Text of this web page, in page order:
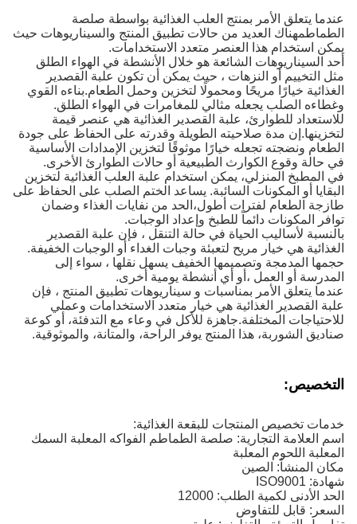
عندما يتعلق الأمر بمنتج العلب الغذائية بواسطة صلصة
الطماطمهناك العديد من حالات تطبيق المنتج والسيناريوهات حيث
يمكن استخدام هذا العنصر متعدد الاستخدامات.
أحد السيناريوهات الشائعة هو خلال الأنشطة في الهواء الطلق
مثل التخييم أو النزهات ، حيث يمكن أن تكون علبة القصدير
الغذائية خيارًا مريحًا ومحمولًا لتخزين وحمل الطعام.بناءه القوي
وغطاءه الصلب يجعله مثالي للمغامرات في الهواء الطلق.
للاستعداد للطوارئ، علبة القصدير الغذائية هي عنصر قيمة
لتخزينها.إن مدة صلاحيته الطويلة وقدرته على الحفاظ على جودة
الطعام ونضجته تجعله خيارًا موثوقًا لتخزين الإمدادات الأساسية
في حالة وقوع الكوارث الطبيعية أو حالات الطوارئ الأخرى.
في المطبخ المنزلي، يمكن استخدام علبة العلب الغذائية لتخزين
البقايا أو المكونات السائبة. يساعد الختم الصلب على الحفاظ على
طازجة الطعام لفترات أطول،الحد من نفايات الغذاء وضمان
توافر المكونات دائماً للطبخ وإعداد الوجبات.
بالنسبة لأساليب الحياة في حالة التنقل ، فإن علبة القصدير
الغذائية هي خيار مريح لتعبئة وجبات الغداء أو الوجبات الخفيفة.
حجمها المدمجة وتصميمها الخفيف يسهل نقلها ، سواء إلى
المدرسة أو العمل ،أو أي أنشطة يومية أخرى.
عندما يتعلق الأمر بمناسبات و سيناريوهات تطبيق المنتج ، فإن
علبة القصدير الغذائية هي خيار متعدد الاستخدامات وعملي
للاحتياجات المختلفة.جاهزة للأكل في وعاء مع التدفئة، أو كوعة
صناديق الشوربة، هذا المنتج يوفر الراحة، والمتانة، والموثوقية.
التخصيص:
خدمات تخصيص المنتجات للبقعة الغذائية:
اسم العلامة التجارية: صلصة الطماطم الفواكه المعلبة السمك
المعلبة اللحوم المعلبة
مكان المنشأ: الصين
شهادة: ISO9001
الحد الأدنى لكمية الطلب: 12000
السعر: قابل للتفاوض